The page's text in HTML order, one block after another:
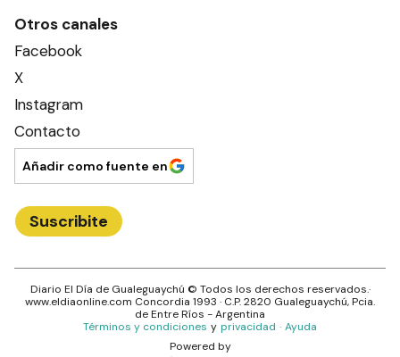
Otros canales
Facebook
X
Instagram
Contacto
Añadir como fuente en
Suscribite
Diario El Día de Gualeguaychú © Todos los derechos reservados.·
www.eldiaonline.com Concordia 1993 · C.P.2820 Gualeguaychú, Pcia.
deEntre Ríos - Argentina
Términos y condiciones y privacidad · Ayuda
Powered by